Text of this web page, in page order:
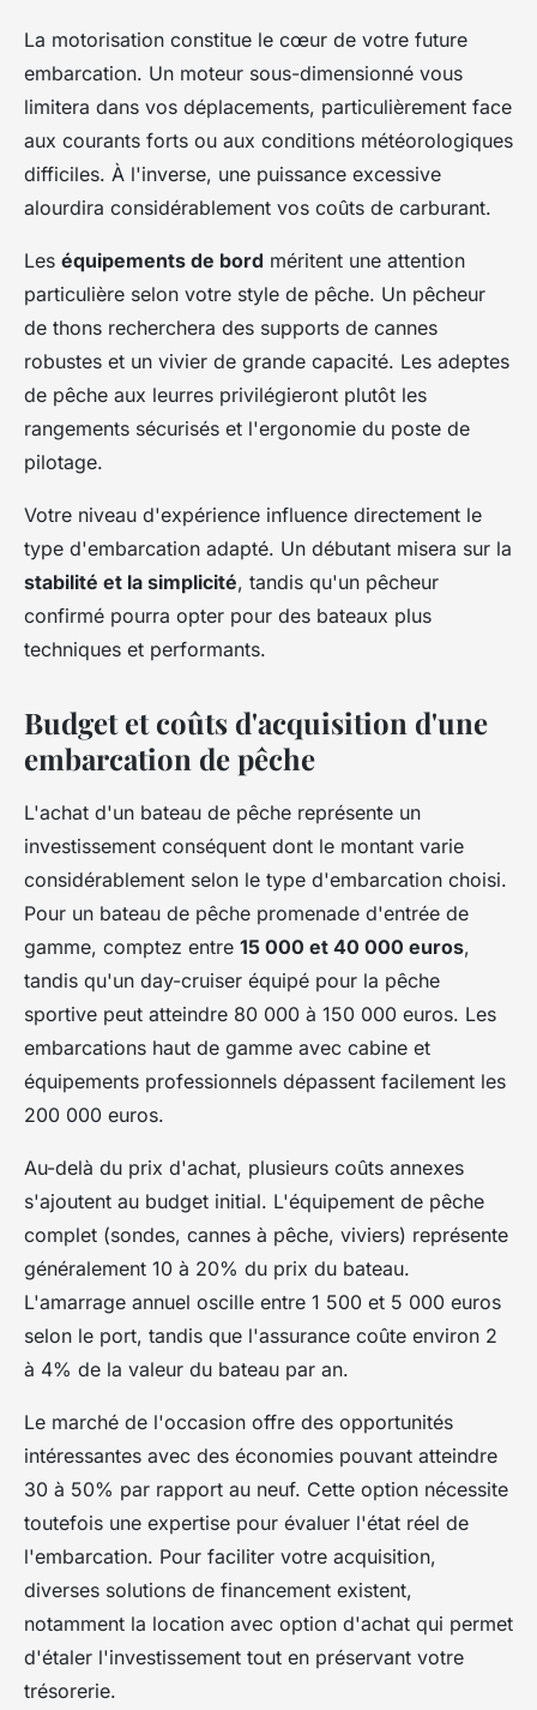
La motorisation constitue le cœur de votre future
embarcation. Un moteur sous-dimensionné vous
limitera dans vos déplacements, particulièrement face
aux courants forts ou aux conditions météorologiques
difficiles. À l'inverse, une puissance excessive
alourdira considérablement vos coûts de carburant.
Les équipements de bord méritent une attention
particulière selon votre style de pêche. Un pêcheur
de thons recherchera des supports de cannes
robustes et un vivier de grande capacité. Les adeptes
de pêche aux leurres privilégieront plutôt les
rangements sécurisés et l'ergonomie du poste de
pilotage.
Votre niveau d'expérience influence directement le
type d'embarcation adapté. Un débutant misera sur la
stabilité et la simplicité, tandis qu'un pêcheur
confirmé pourra opter pour des bateaux plus
techniques et performants.
Budget et coûts d'acquisition d'une
embarcation de pêche
L'achat d'un bateau de pêche représente un
investissement conséquent dont le montant varie
considérablement selon le type d'embarcation choisi.
Pour un bateau de pêche promenade d'entrée de
gamme, comptez entre 15 000 et 40 000 euros,
tandis qu'un day-cruiser équipé pour la pêche
sportive peut atteindre 80 000 à 150 000 euros. Les
embarcations haut de gamme avec cabine et
équipements professionnels dépassent facilement les
200 000 euros.
Au-delà du prix d'achat, plusieurs coûts annexes
s'ajoutent au budget initial. L'équipement de pêche
complet (sondes, cannes à pêche, viviers) représente
généralement 10 à 20% du prix du bateau.
L'amarrage annuel oscille entre 1 500 et 5 000 euros
selon le port, tandis que l'assurance coûte environ 2
à 4% de la valeur du bateau par an.
Le marché de l'occasion offre des opportunités
intéressantes avec des économies pouvant atteindre
30 à 50% par rapport au neuf. Cette option nécessite
toutefois une expertise pour évaluer l'état réel de
l'embarcation. Pour faciliter votre acquisition,
diverses solutions de financement existent,
notamment la location avec option d'achat qui permet
d'étaler l'investissement tout en préservant votre
trésorerie.